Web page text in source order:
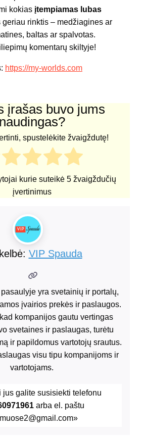
kokias įtempiamas lubas
rinktis – medžiagines ar
baltas ar spalvotas.
komentarų skiltyje!
https://my-worlds.com
įrašas buvo jums
naudingas?
spustelėkite žvaigždutę!
kurie suteikė 5 žvaigždučių
įvertinimus
VIP Spauda
yra svetainių ir portalų,
įvairios prekės ir paslaugos.
kompanijos gautu vertingas
svetaines ir paslaugas, turėtu
ir papildomus vartotojų srautus.
visu tipu kompanijoms ir
vartotojams.
jus galite susisiekti telefonu
arba el. paštu